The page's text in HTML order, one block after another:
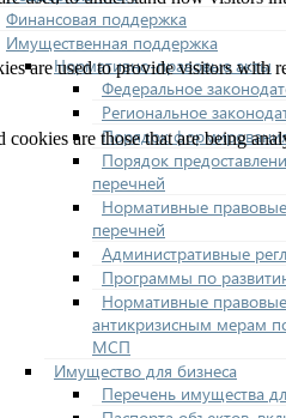
Финансовая поддержка
Имущественная поддержка
Нормативно-правовые акты
Федеральное
Региональное
Порядок
Порядок
перечней
Нормативные
перечней
Административные
Программы по
Нормативные
антикризисным мерам
МСП
Имущество для бизнеса
Перечень имущества
are used to provide visitors with
cookies are those that are being